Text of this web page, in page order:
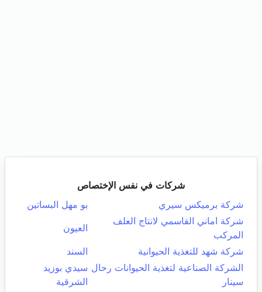
شركات في نفس الإختصاص
شركة برميكس سيري
بو مهل البساتين
شركة اماني القاسمي لانتاج العلف
المركب
العيون
شركة شهد للتغذية الحيوانية
السند
الشركة الصناعية لتغذية الحيوانات رحال
سينار
سيدي بوزيد
الشرقية